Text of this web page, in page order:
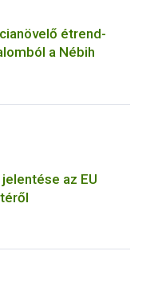
étrend-
a Nébih
az EU